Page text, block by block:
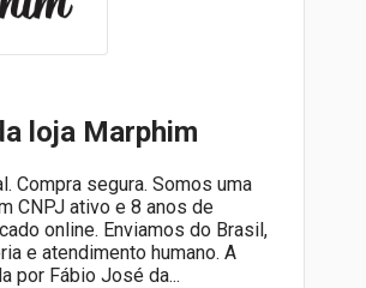
loja Marphim
Compra segura. Somos uma
CNPJ ativo e 8 anos de
online. Enviamos do Brasil,
e atendimento humano. A
por Fábio José da...